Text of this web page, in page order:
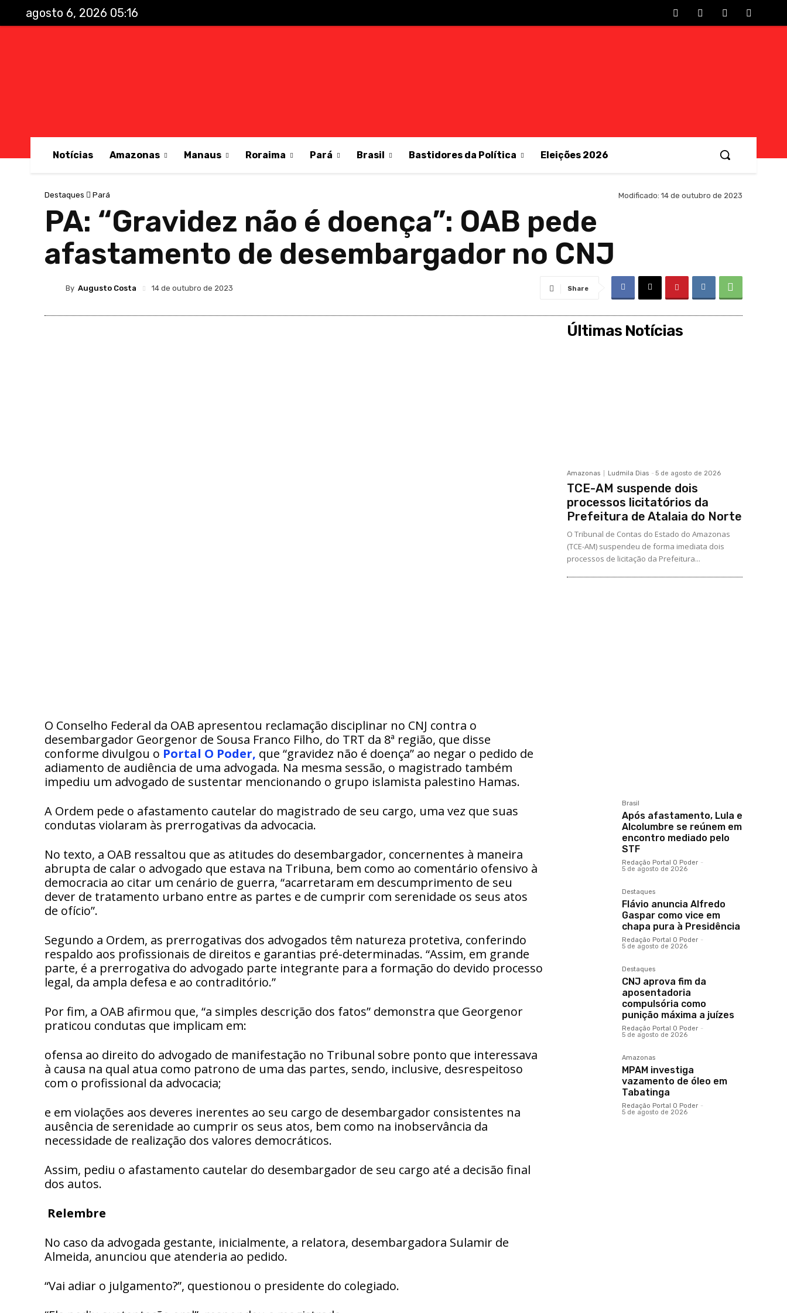
agosto 6, 2026 05:16
Notícias Amazonas Manaus Roraima Pará Brasil Bastidores da Política Eleições 2026
Destaques Pará Modificado: 14 de outubro de 2023
PA: “Gravidez não é doença”: OAB pede
afastamento de desembargador no CNJ
By Augusto Costa 14 de outubro de 2023 Share
O Conselho Federal da OAB apresentou reclamação disciplinar no CNJ contra o
desembargador Georgenor de Sousa Franco Filho, do TRT da 8ª região, que disse
conforme divulgou o Portal O Poder, que “gravidez não é doença” ao negar o pedido de
adiamento de audiência de uma advogada. Na mesma sessão, o magistrado também
impediu um advogado de sustentar mencionando o grupo islamista palestino Hamas.
A Ordem pede o afastamento cautelar do magistrado de seu cargo, uma vez que suas
condutas violaram às prerrogativas da advocacia.
No texto, a OAB ressaltou que as atitudes do desembargador, concernentes à maneira
abrupta de calar o advogado que estava na Tribuna, bem como ao comentário ofensivo à
democracia ao citar um cenário de guerra, “acarretaram em descumprimento de seu
dever de tratamento urbano entre as partes e de cumprir com serenidade os seus atos
de ofício”.
Segundo a Ordem, as prerrogativas dos advogados têm natureza protetiva, conferindo
respaldo aos profissionais de direitos e garantias pré-determinadas. “Assim, em grande
parte, é a prerrogativa do advogado parte integrante para a formação do devido processo
legal, da ampla defesa e ao contraditório.”
Por fim, a OAB afirmou que, “a simples descrição dos fatos” demonstra que Georgenor
praticou condutas que implicam em:
ofensa ao direito do advogado de manifestação no Tribunal sobre ponto que interessava
à causa na qual atua como patrono de uma das partes, sendo, inclusive, desrespeitoso
com o profissional da advocacia;
e em violações aos deveres inerentes ao seu cargo de desembargador consistentes na
ausência de serenidade ao cumprir os seus atos, bem como na inobservância da
necessidade de realização dos valores democráticos.
Assim, pediu o afastamento cautelar do desembargador de seu cargo até a decisão final
dos autos.
Relembre
No caso da advogada gestante, inicialmente, a relatora, desembargadora Sulamir de
Almeida, anunciou que atenderia ao pedido.
“Vai adiar o julgamento?”, questionou o presidente do colegiado.
Últimas Notícias
Amazonas Ludmila Dias - 5 de agosto de 2026
TCE-AM suspende dois
processos licitatórios da
Prefeitura de Atalaia do Norte
O Tribunal de Contas do Estado do Amazonas
(TCE-AM) suspendeu de forma imediata dois
processos de licitação da Prefeitura...
Brasil
Após afastamento, Lula e
Alcolumbre se reúnem em
encontro mediado pelo
STF
Redação Portal O Poder -
5 de agosto de 2026
Destaques
Flávio anuncia Alfredo
Gaspar como vice em
chapa pura à Presidência
Redação Portal O Poder -
5 de agosto de 2026
Destaques
CNJ aprova fim da
aposentadoria
compulsória como
punição máxima a juízes
Redação Portal O Poder -
5 de agosto de 2026
Amazonas
MPAM investiga
vazamento de óleo em
Tabatinga
Redação Portal O Poder -
5 de agosto de 2026